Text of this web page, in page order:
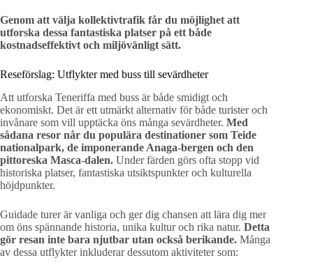
Genom att välja kollektivtrafik får du möjlighet att
utforska dessa fantastiska platser på ett både
kostnadseffektivt och miljövänligt sätt.
Reseförslag: Utflykter med buss till sevärdheter
Att utforska Teneriffa med buss är både smidigt och
ekonomiskt. Det är ett utmärkt alternativ för både turister och
invånare som vill upptäcka öns många sevärdheter. Med
sådana resor når du populära destinationer som Teide
nationalpark, de imponerande Anaga-bergen och den
pittoreska Masca-dalen. Under färden görs ofta stopp vid
historiska platser, fantastiska utsiktspunkter och kulturella
höjdpunkter.
Guidade turer är vanliga och ger dig chansen att lära dig mer
om öns spännande historia, unika kultur och rika natur. Detta
gör resan inte bara njutbar utan också berikande. Många
av dessa utflykter inkluderar dessutom aktiviteter som: